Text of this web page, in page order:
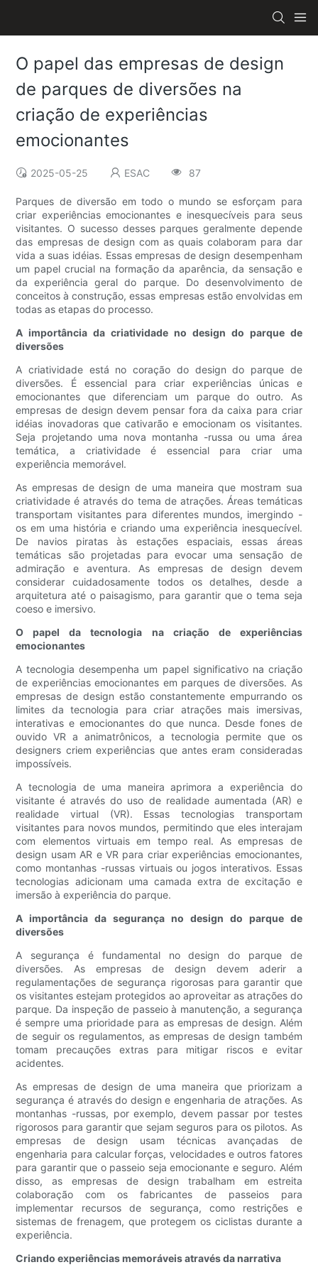
O papel das empresas de design
de parques de diversões na
criação de experiências
emocionantes
2025-05-25 ESAC 87
Parques de diversão em todo o mundo se esforçam para
criar experiências emocionantes e inesquecíveis para seus
visitantes. O sucesso desses parques geralmente depende
das empresas de design com as quais colaboram para dar
vida a suas idéias. Essas empresas de design desempenham
um papel crucial na formação da aparência, da sensação e
da experiência geral do parque. Do desenvolvimento de
conceitos à construção, essas empresas estão envolvidas em
todas as etapas do processo.
A importância da criatividade no design do parque de
diversões
A criatividade está no coração do design do parque de
diversões. É essencial para criar experiências únicas e
emocionantes que diferenciam um parque do outro. As
empresas de design devem pensar fora da caixa para criar
idéias inovadoras que cativarão e emocionam os visitantes.
Seja projetando uma nova montanha -russa ou uma área
temática, a criatividade é essencial para criar uma
experiência memorável.
As empresas de design de uma maneira que mostram sua
criatividade é através do tema de atrações. Áreas temáticas
transportam visitantes para diferentes mundos, imergindo -
os em uma história e criando uma experiência inesquecível.
De navios piratas às estações espaciais, essas áreas
temáticas são projetadas para evocar uma sensação de
admiração e aventura. As empresas de design devem
considerar cuidadosamente todos os detalhes, desde a
arquitetura até o paisagismo, para garantir que o tema seja
coeso e imersivo.
O papel da tecnologia na criação de experiências
emocionantes
A tecnologia desempenha um papel significativo na criação
de experiências emocionantes em parques de diversões. As
empresas de design estão constantemente empurrando os
limites da tecnologia para criar atrações mais imersivas,
interativas e emocionantes do que nunca. Desde fones de
ouvido VR a animatrônicos, a tecnologia permite que os
designers criem experiências que antes eram consideradas
impossíveis.
A tecnologia de uma maneira aprimora a experiência do
visitante é através do uso de realidade aumentada (AR) e
realidade virtual (VR). Essas tecnologias transportam
visitantes para novos mundos, permitindo que eles interajam
com elementos virtuais em tempo real. As empresas de
design usam AR e VR para criar experiências emocionantes,
como montanhas -russas virtuais ou jogos interativos. Essas
tecnologias adicionam uma camada extra de excitação e
imersão à experiência do parque.
A importância da segurança no design do parque de
diversões
A segurança é fundamental no design do parque de
diversões. As empresas de design devem aderir a
regulamentações de segurança rigorosas para garantir que
os visitantes estejam protegidos ao aproveitar as atrações do
parque. Da inspeção de passeio à manutenção, a segurança
é sempre uma prioridade para as empresas de design. Além
de seguir os regulamentos, as empresas de design também
tomam precauções extras para mitigar riscos e evitar
acidentes.
As empresas de design de uma maneira que priorizam a
segurança é através do design e engenharia de atrações. As
montanhas -russas, por exemplo, devem passar por testes
rigorosos para garantir que sejam seguros para os pilotos. As
empresas de design usam técnicas avançadas de
engenharia para calcular forças, velocidades e outros fatores
para garantir que o passeio seja emocionante e seguro. Além
disso, as empresas de design trabalham em estreita
colaboração com os fabricantes de passeios para
implementar recursos de segurança, como restrições e
sistemas de frenagem, que protegem os ciclistas durante a
experiência.
Criando experiências memoráveis ​​através da narrativa